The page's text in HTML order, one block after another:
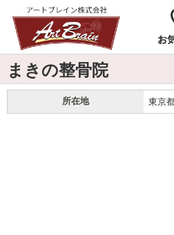
お
まきの整骨院
所在地 東京